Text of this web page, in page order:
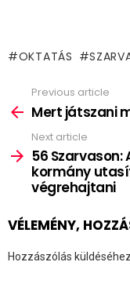
OKTATÁS
more
Previous article
Mert játszani
Next article
56
kormány
végrehajtani
VÉLEMÉNY,
Hozzászólás küldéséhez